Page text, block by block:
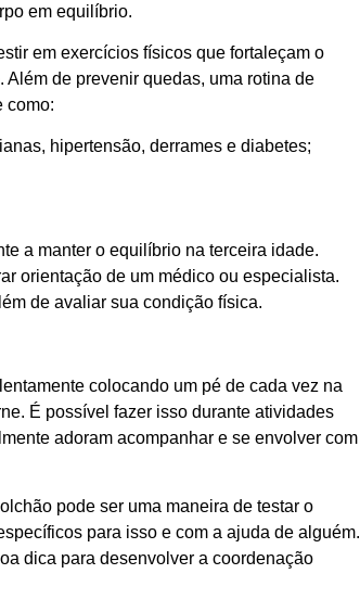
em equilíbrio.
em exercícios físicos que fortaleçam o
de prevenir quedas, uma rotina de
como:
hipertensão, derrames e diabetes;
a manter o equilíbrio na terceira idade.
orientação de um médico ou especialista.
de avaliar sua condição física.
colocando um pé de cada vez na
É possível fazer isso durante atividades
adoram acompanhar e se envolver com
pode ser uma maneira de testar o
para isso e com a ajuda de alguém.
dica para desenvolver a coordenação